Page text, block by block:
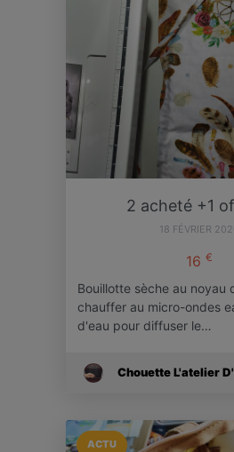
2 acheté +1
18 FÉVRIER
16 €
Bouillotte sèche au noyau
chauffer au micro-ondes
d'eau pour diffuser le…
Chouette L'atelier
ACTU